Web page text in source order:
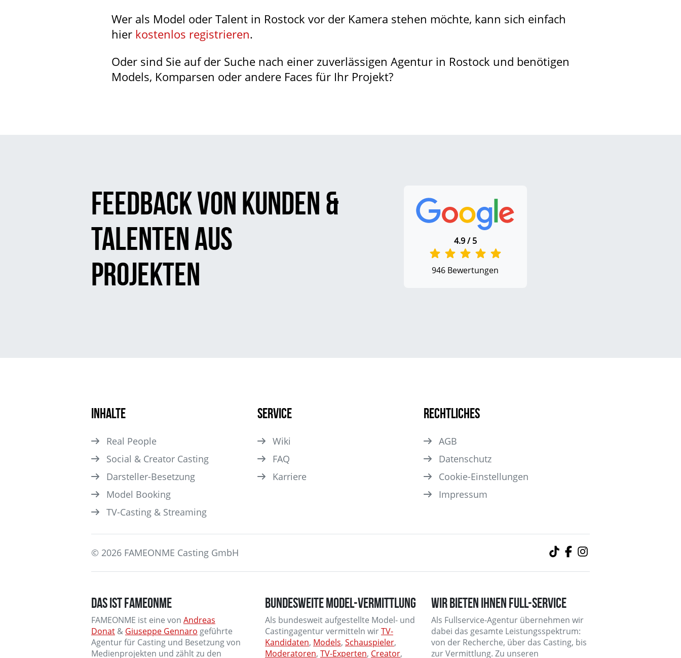
Wer als Model oder Talent in Rostock vor der Kamera stehen möchte, kann sich einfach
hier kostenlos registrieren.
Oder sind Sie auf der Suche nach einer zuverlässigen Agentur in Rostock und benötigen
Models, Komparsen oder andere Faces für Ihr Projekt?
Feedback von Kunden &
Talenten aus
Projekten
4.9 / 5
946 Bewertungen
Inhalte
Real People
Social & Creator Casting
Darsteller­-Besetzung
Model Booking
TV-Casting & Streaming
Service
Wiki
FAQ
Karriere
Rechtliches
AGB
Datenschutz
Cookie-Einstellungen
Impressum
© 2026 FAMEONME Casting GmbH
DAS IST FAMEONME
FAMEONME ist eine von Andreas
Donat & Giuseppe Gennaro geführte
Agentur für Casting und Besetzung von
Medienprojekten und zählt zu den
BUNDESWEITE MODEL-VERMITTLUNG
Als bundesweit aufgestellte Model- und
Castingagentur vermitteln wirTV-
Kandidaten, Models, Schauspieler,
Moderatoren, TV-Experten, Creator,
WIR BIETEN IHNEN FULL-SERVICE
Als Fullservice-Agentur übernehmen wir
dabei das gesamte Leistungsspektrum:
von der Recherche, über das Casting, bis
zur Vermittlung. Zu unseren